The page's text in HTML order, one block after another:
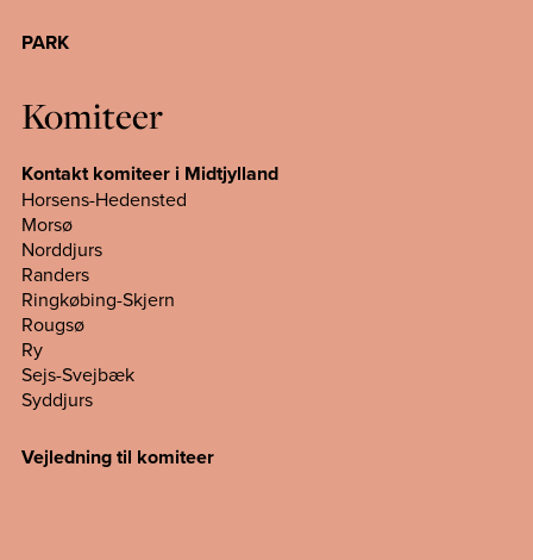
PARK
Komiteer
Kontakt komiteer i Midtjylland
Horsens-Hedensted
Morsø
Norddjurs
Randers
Ringkøbing-Skjern
Rougsø
Ry
Sejs-Svejbæk
Syddjurs
Vejledning til komiteer